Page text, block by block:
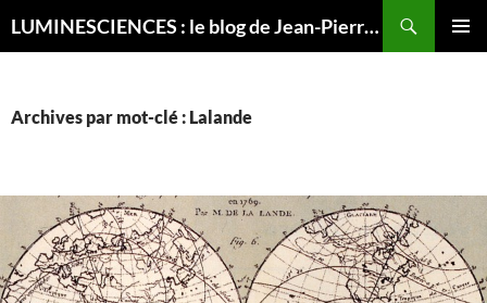
LUMINESCIENCES : le blog de Jean-Pierre LUMINET, astrophysicien
Archives par mot-clé : Lalande